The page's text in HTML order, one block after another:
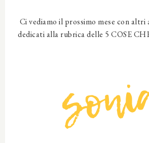
Ci vediamo il prossimo mese con
dedicati alla rubrica delle 5 COSE